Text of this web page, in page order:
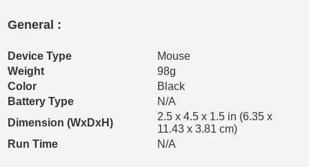
General :
Device Type
Mouse
Weight
98g
Color
Black
Battery Type
N/A
Dimension (WxDxH)
2.5 x 4.5 x 1.5 in (6.35 x
11.43 x 3.81 cm)
Run Time
N/A